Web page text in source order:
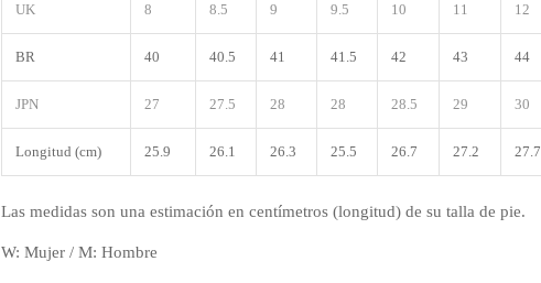
UK 8 8.5 9 9.5 10 11 12
BR 40 40.5 41 41.5 42 43 44
JPN 27 27.5 28 28 28.5 29 30
Longitud (cm) 25.9 26.1 26.3 25.5 26.7 27.2 27.7
Las medidas son una estimación en centímetros (longitud) de su talla de pie.
W: Mujer / M: Hombre